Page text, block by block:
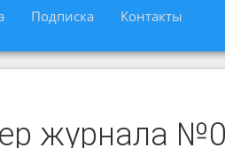
Подписка Контакты
журнала